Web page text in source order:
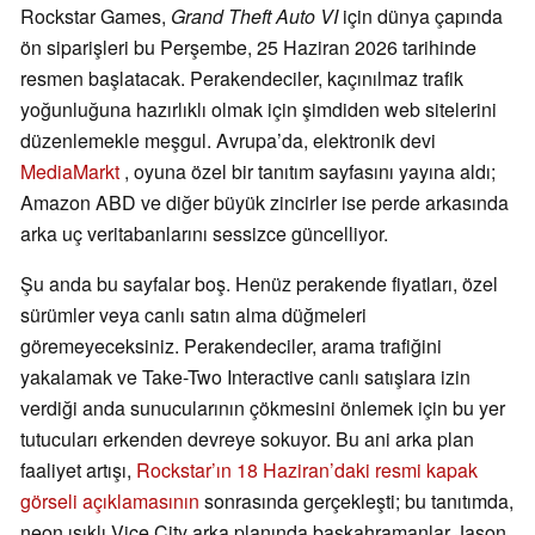
Rockstar Games, Grand Theft Auto VIiçin dünya çapında
ön siparişleri bu Perşembe, 25 Haziran 2026 tarihinde
resmen başlatacak. Perakendeciler, kaçınılmaz trafik
yoğunluğuna hazırlıklı olmak için şimdiden web sitelerini
düzenlemekle meşgul. Avrupa’da, elektronik devi
MediaMarkt , oyuna özel bir tanıtım sayfasını yayına aldı;
Amazon ABD ve diğer büyük zincirler ise perde arkasında
arka uç veritabanlarını sessizce güncelliyor.
Şu anda bu sayfalar boş. Henüz perakende fiyatları, özel
sürümler veya canlı satın alma düğmeleri
göremeyeceksiniz. Perakendeciler, arama trafiğini
yakalamak ve Take-Two Interactive canlı satışlara izin
verdiği anda sunucularının çökmesini önlemek için bu yer
tutucuları erkenden devreye sokuyor. Bu ani arka plan
faaliyet artışı, Rockstar’ın 18 Haziran’daki resmi kapak
görseli açıklamasının sonrasında gerçekleşti; bu tanıtımda,